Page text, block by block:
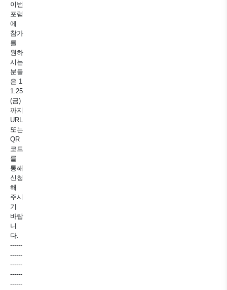
이번
포럼
에
참가
를
원하
시는
분들
은 1
1.25
(금)
까지
URL
또는
QR
코드
를
통해
신청
해
주시
기
바랍
니
다.
------
------
------
------
------